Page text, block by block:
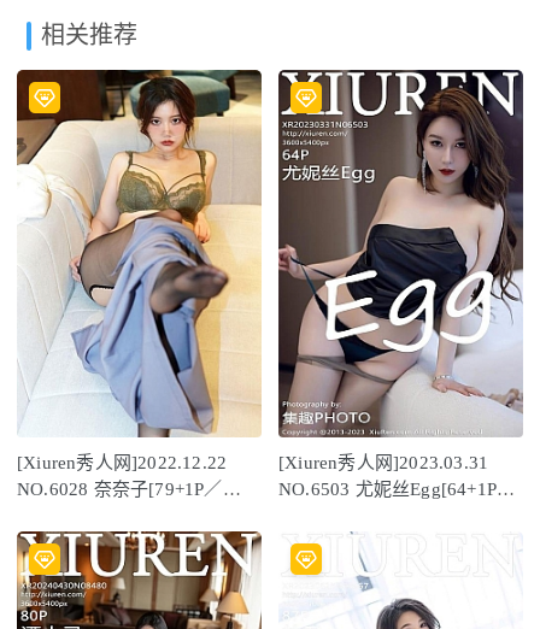
相关推荐
[Xiuren秀人网]2022.12.22
NO.6028 奈奈子[79+1P／
[Xiuren秀人网]2023.03.31
NO.6503 尤妮丝Egg[64+1P／